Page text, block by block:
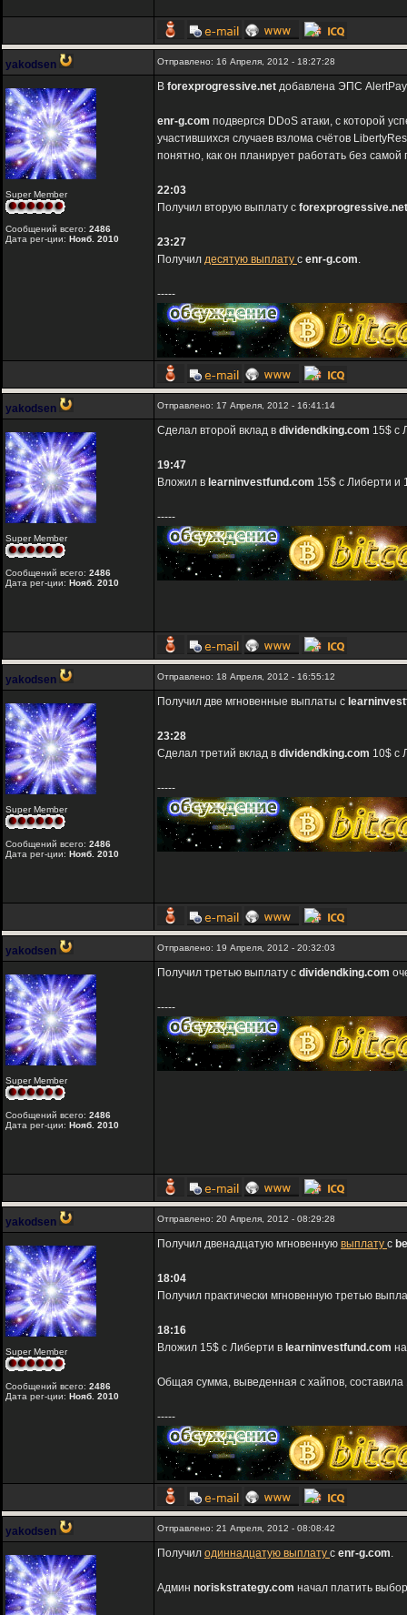
yakodsen Отправлено: 16 Апреля, 2012 - 18:27:28
Super Member
Сообщений всего: 2486
Дата рег-ции: Нояб. 2010
В forexprogressive.net добавлена ЭПС
enr-g.com подвергся DDoS атаки, с которой
участившихся случаев взлома счётов
понятно, как он планирует работать без
22:03
Получил вторую выплату с forexprogressive.net
23:27
Получил десятую выплату с enr-g.com.
-----
yakodsen Отправлено: 17 Апреля, 2012 - 16:41:14
Super Member
Сообщений всего: 2486
Дата рег-ции: Нояб. 2010
Сделал второй вклад в dividendking.com 15$ с
19:47
Вложил в learninvestfund.com 15$ с Либерти и
-----
yakodsen Отправлено: 18 Апреля, 2012 - 16:55:12
Super Member
Сообщений всего: 2486
Дата рег-ции: Нояб. 2010
Получил две мгновенные выплаты с
23:28
Сделал третий вклад в dividendking.com 10$ с
-----
yakodsen Отправлено: 19 Апреля, 2012 - 20:32:03
Super Member
Сообщений всего: 2486
Дата рег-ции: Нояб. 2010
Получил третью выплату с dividendking.com
-----
yakodsen Отправлено: 20 Апреля, 2012 - 08:29:28
Super Member
Сообщений всего: 2486
Дата рег-ции: Нояб. 2010
Получил двенадцатую мгновенную выплату с
18:04
Получил практически мгновенную третью
18:16
Вложил 15$ с Либерти в learninvestfund.com
Общая сумма, выведенная с хайпов, составила
-----
yakodsen Отправлено: 21 Апреля, 2012 - 08:08:42
Получил одиннадцатую выплату с enr-g.com.
Админ noriskstrategy.com начал платить